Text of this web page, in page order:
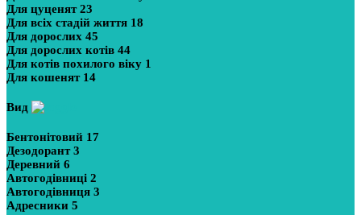
Для цуценят23
Для всіх стадій життя 18
Для дорослих 45
Для дорослих котів 44
Для котів похилого віку 1
Для кошенят 14
Вид
Бентонітовий 17
Дезодорант3
Деревний 6
Автогодівниці 2
Автогодівниця 3
Адресники 5